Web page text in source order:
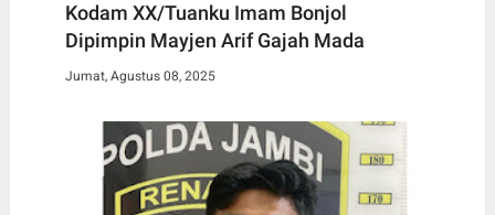
Kodam XX/Tuanku Imam Bonjol
Dipimpin Mayjen Arif Gajah Mada
Jumat, Agustus 08, 2025